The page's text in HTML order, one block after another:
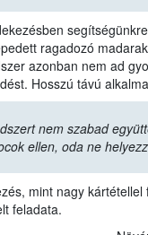
ragadozó
azonban nem ad
Hosszú távú
nem szabad
ellen, oda ne
mint nagy
feladata.